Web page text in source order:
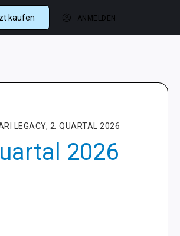
kaufen ANMELDEN
LEGACY, 2. QUARTAL 2026
2026